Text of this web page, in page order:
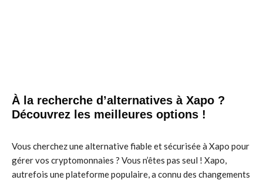
À la recherche d’alternatives à Xapo ?
Découvrez les meilleures options !
Vous cherchez une alternative fiable et sécurisée à Xapo pour
gérer vos cryptomonnaies ? Vous n’êtes pas seul ! Xapo,
autrefois une plateforme populaire, a connu des changements